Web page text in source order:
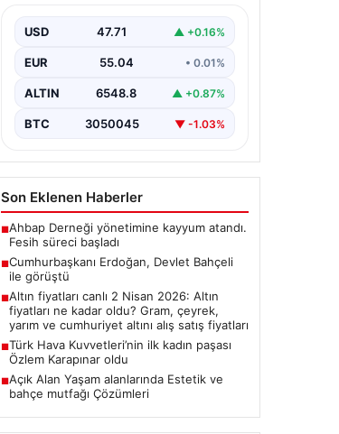
USD 47.71 ▲ +0.16%
EUR 55.04 • 0.01%
ALTIN 6548.8 ▲ +0.87%
BTC 3050045 ▼ -1.03%
Son Eklenen Haberler
■Ahbap Derneği yönetimine kayyum atandı.
Fesih süreci başladı
■Cumhurbaşkanı Erdoğan, Devlet Bahçeli
ile görüştü
■Altın fiyatları canlı 2 Nisan 2026: Altın
fiyatları ne kadar oldu? Gram, çeyrek,
yarım ve cumhuriyet altını alış satış fiyatları
■Türk Hava Kuvvetleri’nin ilk kadın paşası
Özlem Karapınar oldu
■Açık Alan Yaşam alanlarında Estetik ve
bahçe mutfağı Çözümleri